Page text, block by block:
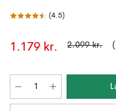
(4.5)
1.179 kr. 2.099 kr.